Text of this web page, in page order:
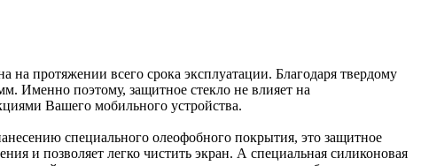
протяжении всего срока эксплуатации. Благодаря твердому
Именно поэтому, защитное стекло не влияет на
Вашего мобильного устройства.
специального олеофобного покрытия, это защитное
и позволяет легко чистить экран. А специальная силиконовая